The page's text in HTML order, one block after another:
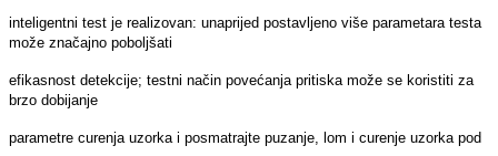
inteligentni test je realizovan: unaprijed postavljeno više parametara testa
može značajno poboljšati
efikasnost detekcije; testni način povećanja pritiska može se koristiti za
brzo dobijanje
parametre curenja uzorka i posmatrajte puzanje, lom i curenje uzorka pod